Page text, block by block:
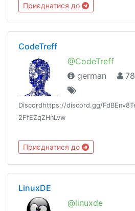
Приєднатися до
CodeTreff
@CodeTreff
german
78
iscordhttps://discord.gg/
2FfEZqZHnLvw
Приєднатися до
LinuxDE
@linuxde